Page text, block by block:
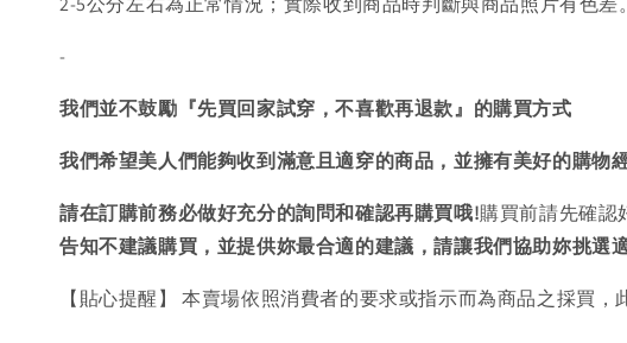
-
我們並不鼓勵『先買回家試穿，不喜歡再退款』的購買方式
我們希望美人們能夠收到滿意且適穿的商品，並擁有美好的購物
請在訂購前務必做好充分的詢問和確認再購買哦!購買前請先確認
告知不建議購買， 並提供妳最合適的建議，請讓我們協助妳挑選
【貼心提醒】 本賣場依照消費者的要求或指示而為商品之採買，